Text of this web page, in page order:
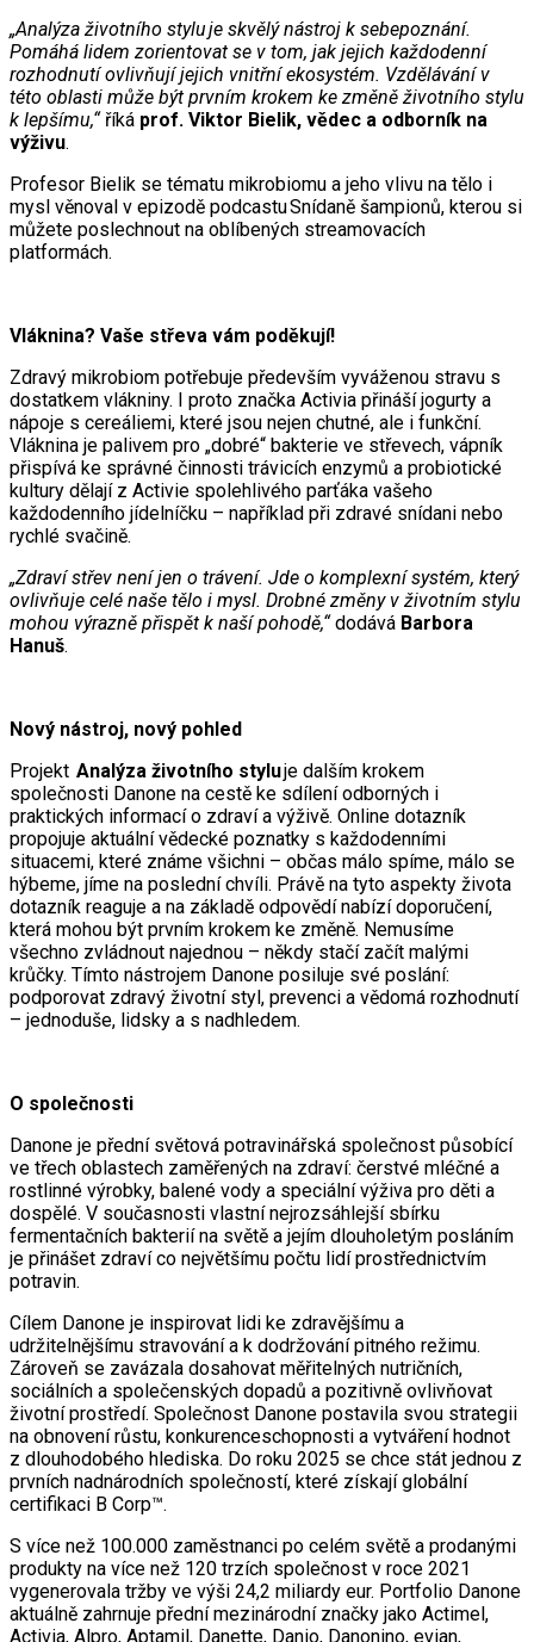
„Analýza životního stylu je skvělý nástroj k sebepoznání.
Pomáhá lidem zorientovat se v tom, jak jejich každodenní
rozhodnutí ovlivňují jejich vnitřní ekosystém. Vzdělávání v
této oblasti může být prvním krokem ke změně životního stylu
k lepšímu,“říká prof. Viktor Bielik, vědec a odborník na
výživu.
Profesor Bielik se tématu mikrobiomu a jeho vlivu na tělo i
mysl věnoval v epizodě podcastu Snídaně šampionů, kterou si
můžete poslechnout na oblíbených streamovacích
platformách.
Vláknina? Vaše střeva vám poděkují!
Zdravý mikrobiom potřebuje především vyváženou stravu s
dostatkem vlákniny. I proto značka Activia přináší jogurty a
nápoje s cereáliemi, které jsou nejen chutné, ale i funkční.
Vláknina je palivem pro „dobré“ bakterie ve střevech, vápník
přispívá ke správné činnosti trávicích enzymů a probiotické
kultury dělají z Activie spolehlivého parťáka vašeho
každodenního jídelníčku – například při zdravé snídani nebo
rychlé svačině.
„Zdraví střev není jen o trávení. Jde o komplexní systém, který
ovlivňuje celé naše tělo i mysl. Drobné změny v životním stylu
mohou výrazně přispět k naší pohodě,“dodává Barbora
Hanuš.
Nový nástroj, nový pohled
Projekt Analýza životního styluje dalším krokem
společnosti Danone na cestě ke sdílení odborných i
praktických informací o zdraví a výživě. Online dotazník
propojuje aktuální vědecké poznatky s každodenními
situacemi, které známe všichni – občas málo spíme, málo se
hýbeme, jíme na poslední chvíli. Právě na tyto aspekty života
dotazník reaguje a na základě odpovědí nabízí doporučení,
která mohou být prvním krokem ke změně. Nemusíme
všechno zvládnout najednou – někdy stačí začít malými
krůčky. Tímto nástrojem Danone posiluje své poslání:
podporovat zdravý životní styl, prevenci a vědomá rozhodnutí
– jednoduše, lidsky a s nadhledem.
O společnosti
Danone je přední světová potravinářská společnost působící
ve třech oblastech zaměřených na zdraví: čerstvé mléčné a
rostlinné výrobky, balené vody a speciální výživa pro děti a
dospělé. V současnosti vlastní nejrozsáhlejší sbírku
fermentačních bakterií na světě a jejím dlouholetým posláním
je přinášet zdraví co největšímu počtu lidí prostřednictvím
potravin.
Cílem Danone je inspirovat lidi ke zdravějšímu a
udržitelnějšímu stravování a k dodržování pitného režimu.
Zároveň se zavázala dosahovat měřitelných nutričních,
sociálních a společenských dopadů a pozitivně ovlivňovat
životní prostředí. Společnost Danone postavila svou strategii
na obnovení růstu, konkurenceschopnosti a vytváření hodnot
z dlouhodobého hlediska. Do roku 2025 se chce stát jednou z
prvních nadnárodních společností, které získají globální
certifikaci B Corp™.
S více než 100.000 zaměstnanci po celém světě a prodanými
produkty na více než 120 trzích společnost v roce 2021
vygenerovala tržby ve výši 24,2 miliardy eur. Portfolio Danone
aktuálně zahrnuje přední mezinárodní značky jako Actimel,
Activia, Alpro, Aptamil, Danette, Danio, Danonino, evian,